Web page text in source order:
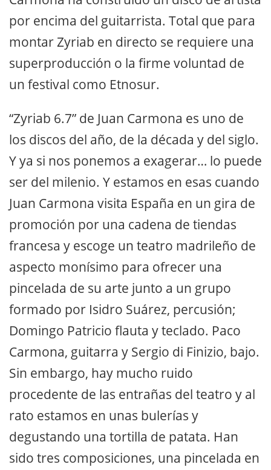
por encima del guitarrista. Total que para
montar Zyriab en directo se requiere una
superproducción o la firme voluntad de
un festival como Etnosur.
“Zyriab 6.7” de Juan Carmona es uno de
los discos del año, de la década y del siglo.
Y ya si nos ponemos a exagerar… lo puede
ser del milenio. Y estamos en esas cuando
Juan Carmona visita España en un gira de
promoción por una cadena de tiendas
francesa y escoge un teatro madrileño de
aspecto monísimo para ofrecer una
pincelada de su arte junto a un grupo
formado por Isidro Suárez, percusión;
Domingo Patricio flauta y teclado. Paco
Carmona, guitarra y Sergio di Finizio, bajo.
Sin embargo, hay mucho ruido
procedente de las entrañas del teatro y al
rato estamos en unas bulerías y
degustando una tortilla de patata. Han
sido tres composiciones, una pincelada en